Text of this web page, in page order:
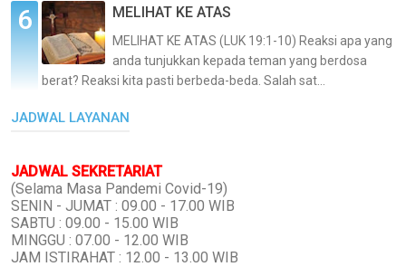
MELIHAT KE ATAS
MELIHAT KE ATAS (LUK 19:1-10) Reaksi apa yang
anda tunjukkan kepada teman yang berdosa
berat? Reaksi kita pasti berbeda-beda. Salah sat...
JADWAL LAYANAN
JADWAL SEKRETARIAT
(Selama Masa Pandemi Covid-19)
SENIN - JUMAT : 09.00 - 17.00 WIB
SABTU : 09.00 - 15.00 WIB
MINGGU : 07.00 - 12.00 WIB
JAM ISTIRAHAT : 12.00 - 13.00 WIB